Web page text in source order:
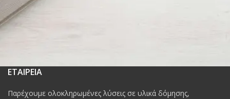
ΕΤΑΙΡΕΙΑ
Παρέχουμε ολοκληρωμένες λύσεις σε υλικά δόμησης,